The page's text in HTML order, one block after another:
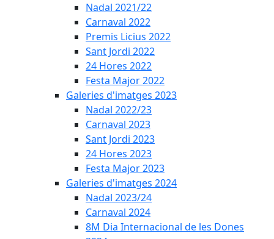
Nadal 2021/22
Carnaval 2022
Premis Licius 2022
Sant Jordi 2022
24 Hores 2022
Festa Major 2022
Galeries d'imatges 2023
Nadal 2022/23
Carnaval 2023
Sant Jordi 2023
24 Hores 2023
Festa Major 2023
Galeries d'imatges 2024
Nadal 2023/24
Carnaval 2024
8M Dia Internacional de les Dones